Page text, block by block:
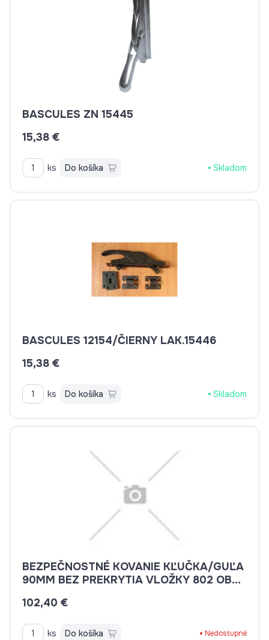
BASCULES ZN 15445
15,38 €
ks Do košíka Skladom
BASCULES 12154/ČIERNY LAK.15446
15,38 €
ks Do košíka Skladom
BEZPEČNOSTNÉ KOVANIE KĽUČKA/GUĽA
90MM BEZ PREKRYTIA VLOŽKY 802 OBLÁ
102,40 €
ks Do košíka Nedostupné